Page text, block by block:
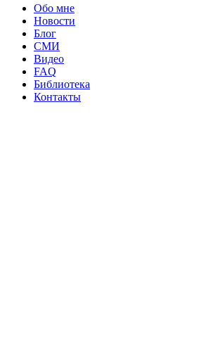
Обо мне
Новости
Блог
СМИ
Видео
FAQ
Библиотека
Контакты